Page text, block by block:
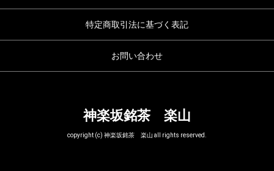
特定商取引法に基づく表記
お問い合わせ
神楽坂銘茶 楽山
copyright (c) 神楽坂銘茶 楽山 all rights reserved.